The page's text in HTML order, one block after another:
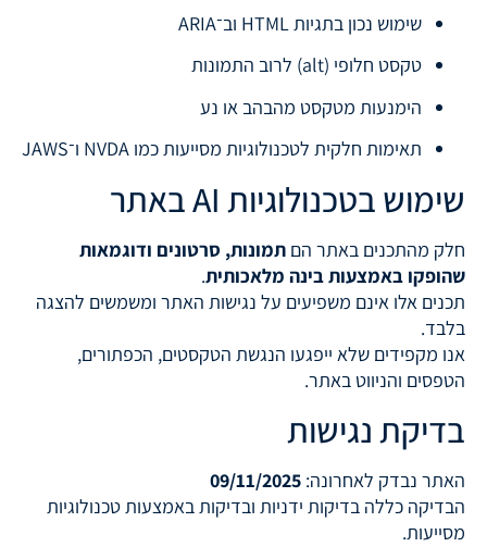
שימוש נכון בתגיות HTML וב־ARIA
טקסט חלופי (alt) לרוב התמונות
הימנעות מטקסט מהבהב או נע
תאימות חלקית לטכנולוגיות מסייעות כמו NVDA ו־JAWS
שימוש בטכנולוגיות AI באתר
חלק מהתכנים באתר הם תמונות, סרטונים ודוגמאות
שהופקו באמצעות בינה מלאכותית.
תכנים אלו אינם משפיעים על נגישות האתר ומשמשים להצגה
בלבד.
אנו מקפידים שלא ייפגעו הנגשת הטקסטים, הכפתורים,
הטפסים והניווט באתר.
בדיקת נגישות
האתר נבדק לאחרונה: 09/11/2025
הבדיקה כללה בדיקות ידניות ובדיקות באמצעות טכנולוגיות
מסייעות.